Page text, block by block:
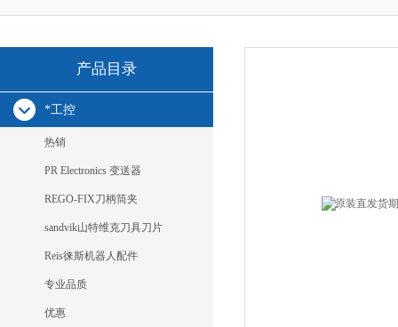
产品目录
*工控
热销
PR Electronics 变送器
REGO-FIX刀柄筒夹
sandvik山特维克刀具刀片
Reis徕斯机器人配件
专业品质
优惠